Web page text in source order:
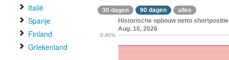
Italië
Spanje
Finland
Griekenland
30 dagen 90 dagen alles
Historische opbouw netto
Aug. 10, 2026
0.80%